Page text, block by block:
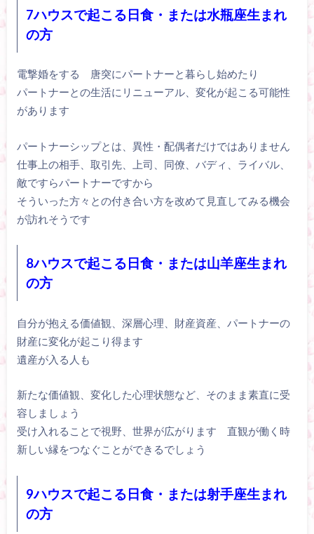
7ハウスで起こる日食・または水瓶座生まれ
の方
電撃婚をする 唐突にパートナーと暮らし始めたり
パートナーとの生活にリニューアル、変化が起こる可能性
があります
パートナーシップとは、異性・配偶者だけではありません
仕事上の相手、取引先、上司、同僚、バディ、ライバル、
敵ですらパートナーですから
そういった方々との付き合い方を改めて見直してみる機会
が訪れそうです
8ハウスで起こる日食・または山羊座生まれ
の方
自分が抱える価値観、深層心理、財産資産、パートナーの
財産に変化が起こり得ます
遺産が入る人も
新たな価値観、変化した心理状態など、そのまま素直に受
容しましょう
受け入れることで視野、世界が広がります 直観が働く時
新しい縁をつなぐことができるでしょう
9ハウスで起こる日食・または射手座生まれ
の方